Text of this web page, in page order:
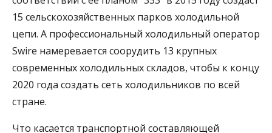
15 сельскохозяйственных парков холодильной
цепи. А профессиональный холодильный оператор
Swire намеревается соорудить 13 крупных
современных холодильных складов, чтобы к концу
2020 года создать сеть холодильников по всей
стране.
Что касается транспортной составляющей